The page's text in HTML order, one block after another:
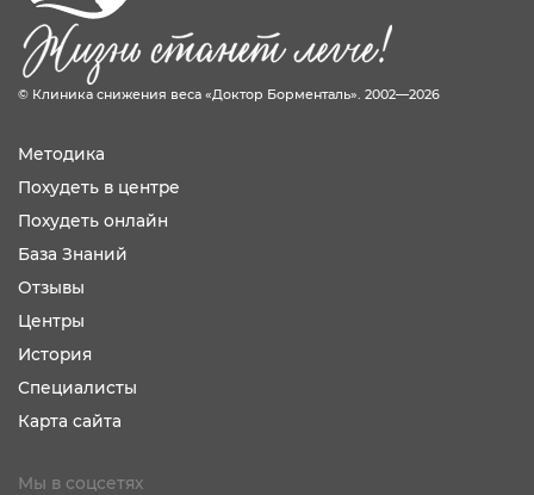
© Клиника снижения веса «Доктор Борменталь». 2002—2026
Методика
Похудеть в центре
Похудеть онлайн
База Знаний
Отзывы
Центры
История
Специалисты
Карта сайта
Мы в соцсетях